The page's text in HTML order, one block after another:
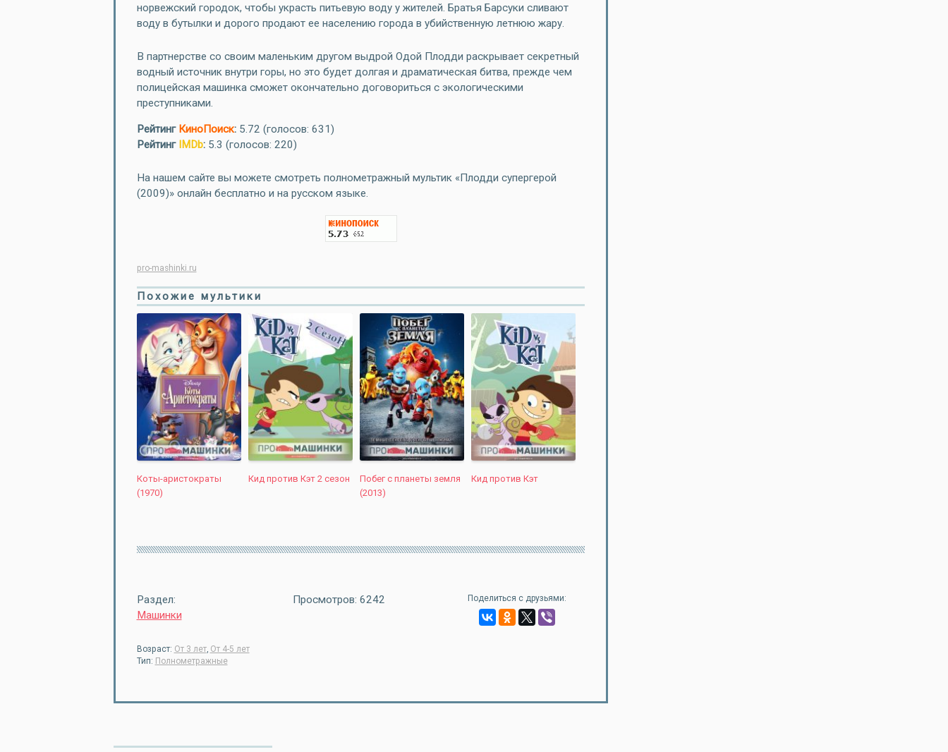
норвежский городок, чтобы украсть питьевую воду у жителей. Братья Барсуки сливают
воду в бутылки и дорого продают ее населению города в убийственную летнюю жару.
В партнерстве со своим маленьким другом выдрой Одой Плодди раскрывает секретный
водный источник внутри горы, но это будет долгая и драматическая битва, прежде чем
полицейская машинка сможет окончательно договориться с экологическими
преступниками.
Рейтинг КиноПоиск:5.72 (голосов: 631)
Рейтинг IMDb:5.3 (голосов: 220)
На нашем сайте вы можете смотреть полнометражный мультик «Плодди супергерой
(2009)» онлайн бесплатно и на русском языке.
pro-mashinki.ru
Похожие мультики
Коты-аристократы
(1970)
Кид против Кэт 2 сезон
Побег с планеты земля
(2013)
Кид против Кэт
Раздел:
Машинки
Просмотров: 6242 Поделиться с друзьями:
Возраст: От 3 лет, От 4-5 лет
Тип: Полнометражные